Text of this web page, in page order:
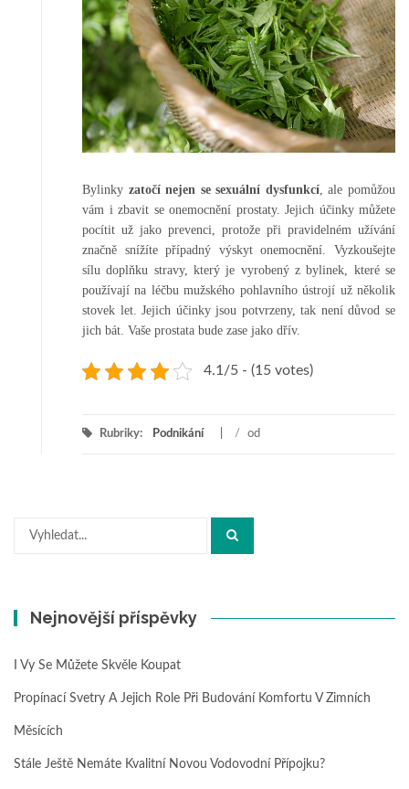
Bylinky zatočí nejen se sexuální dysfunkcí, ale pomůžou
vám i zbavit se onemocnění prostaty. Jejich účinky můžete
pocítit už jako prevenci, protože při pravidelném užívání
značně snížíte případný výskyt onemocnění. Vyzkoušejte
sílu doplňku stravy, který je vyrobený z bylinek, které se
používají na léčbu mužského pohlavního ústrojí už několik
stovek let. Jejich účinky jsou potvrzeny, tak není důvod se
jich bát. Vaše prostata bude zase jako dřív.
4.1/5 - (15 votes)
Rubriky: Podnikání / od
Hledat:
Nejnovější příspěvky
I Vy Se Můžete Skvěle Koupat
Propínací Svetry A Jejich Role Při Budování Komfortu V Zimních
Měsících
Stále Ještě Nemáte Kvalitní Novou Vodovodní Přípojku?